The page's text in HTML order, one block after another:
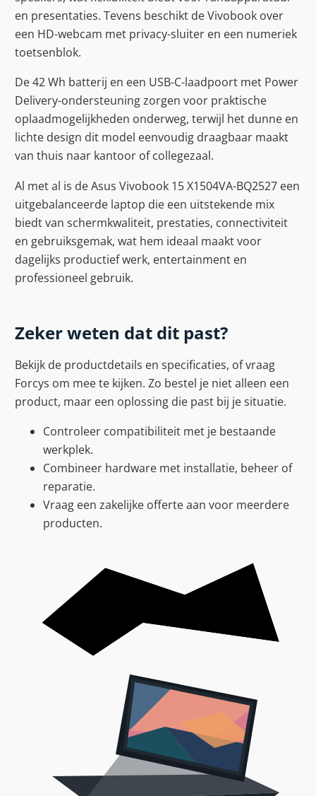
en presentaties. Tevens beschikt de Vivobook over
een HD-webcam met privacy-sluiter en een numeriek
toetsenblok.
De 42 Wh batterij en een USB-C-laadpoort met Power
Delivery-ondersteuning zorgen voor praktische
oplaadmogelijkheden onderweg, terwijl het dunne en
lichte design dit model eenvoudig draagbaar maakt
van thuis naar kantoor of collegezaal.
Al met al is de Asus Vivobook 15 X1504VA-BQ2527 een
uitgebalanceerde laptop die een uitstekende mix
biedt van schermkwaliteit, prestaties, connectiviteit
en gebruiksgemak, wat hem ideaal maakt voor
dagelijks productief werk, entertainment en
professioneel gebruik.
Zeker weten dat dit past?
Bekijk de productdetails en specificaties, of vraag
Forcys om mee te kijken. Zo bestel je niet alleen een
product, maar een oplossing die past bij je situatie.
Controleer compatibiliteit met je bestaande
werkplek.
Combineer hardware met installatie, beheer of
reparatie.
Vraag een zakelijke offerte aan voor meerdere
producten.